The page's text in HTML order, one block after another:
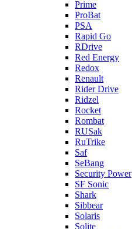
Prime
ProBat
PSA
Rapid Go
RDrive
Red Energy
Redox
Renault
Rider Drive
Ridzel
Rocket
Rombat
RUSak
RuTrike
Saf
SeBang
Security Power
SF Sonic
Shark
Sibbear
Solaris
Solite